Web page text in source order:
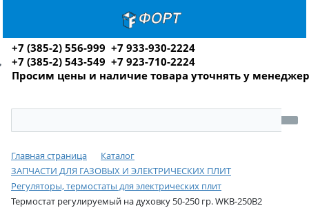
+7 (385-2) 556-999 +7 933-930-2224
+7 (385-2) 543-549 +7 923-710-2224
Просим цены и наличие товара уточнять у
Главная страница
Каталог
ЗАПЧАСТИ ДЛЯ ГАЗОВЫХ И ЭЛЕКТРИЧЕСКИХ ПЛИТ
Регуляторы, термостаты для электрических плит
Термостат регулируемый на духовку 50-250 гр. WKB-250B2